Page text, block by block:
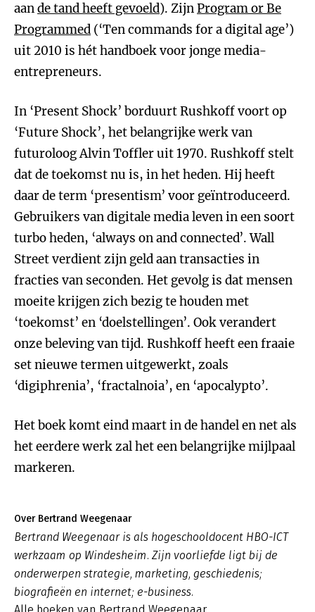
aande tand heeft gevoeld). ZijnProgram or Be
Programmed (‘Ten commands for a digital age’)
uit 2010 is hét handboek voor jonge media-
entrepreneurs.
In ‘Present Shock’ borduurt Rushkoff voort op
‘Future Shock’, het belangrijke werk van
futuroloog Alvin Toffler uit 1970. Rushkoff stelt
dat de toekomst nu is, in het heden. Hij heeft
daar de term ‘presentism’ voor geïntroduceerd.
Gebruikers van digitale media leven in een soort
turbo heden, ‘always on and connected’. Wall
Street verdient zijn geld aan transacties in
fracties van seconden. Het gevolg is dat mensen
moeite krijgen zich bezig te houden met
‘toekomst’ en ‘doelstellingen’. Ook verandert
onze beleving van tijd. Rushkoff heeft een fraaie
set nieuwe termen uitgewerkt, zoals
‘digiphrenia’, ‘fractalnoia’, en ‘apocalypto’.
Het boek komt eind maart in de handel en net als
het eerdere werk zal het een belangrijke mijlpaal
markeren.
Over Bertrand Weegenaar
Bertrand Weegenaar is als hogeschooldocent HBO-ICT
werkzaam op Windesheim. Zijn voorliefde ligt bij de
onderwerpen strategie, marketing, geschiedenis;
biografieën en internet; e-business.